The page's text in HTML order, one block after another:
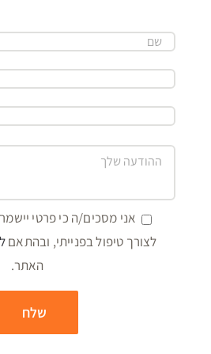
אני מסכים/ה כי פרטי
לצורך טיפול בפנייתי, ובהתאם
האתר.